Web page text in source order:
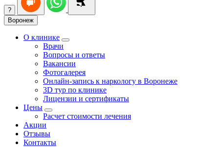
?
Воронеж
О клинике
Врачи
Вопросы и ответы
Вакансии
Фотогалерея
Онлайн-запись к наркологу в Воронеже
3D тур по клинике
Лицензии и сертификаты
Цены
Расчет стоимости лечения
Акции
Отзывы
Контакты